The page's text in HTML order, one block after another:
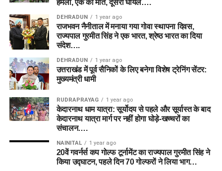
हमला, एक की मौत, दूसरा घायल….
DEHRADUN 1 year ago
राजभवन नैनीताल में मनाया गया गोवा स्थापना दिवस,
राज्यपाल गुरमीत सिंह ने एक भारत, श्रेष्ठ भारत का दिया
संदेश….
DEHRADUN 1 year ago
उत्तराखंड में पूर्व सैनिकों के लिए बनेगा विशेष ट्रेनिंग सेंटर:
मुख्यमंत्री धामी
RUDRAPRAYAG 1 year ago
केदारनाथ धाम यात्रा: सूर्योदय से पहले और सूर्यास्त के बाद
केदारनाथ यात्रा मार्ग पर नहीं होगा घोड़े-खच्चरों का
संचालन….
NAINITAL 1 year ago
20वें गवर्नर्स कप गोल्फ टूर्नामेंट का राज्यपाल गुरमीत सिंह ने
किया उद्घाटन, पहले दिन 70 गोल्फरों ने लिया भाग…